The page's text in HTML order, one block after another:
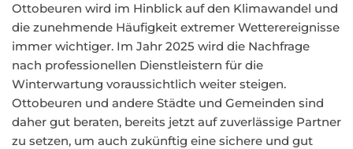
Ottobeuren wird im Hinblick auf den Klimawandel und
die zunehmende Häufigkeit extremer Wetterereignisse
immer wichtiger. Im Jahr 2025 wird die Nachfrage
nach professionellen Dienstleistern für die
Winterwartung voraussichtlich weiter steigen.
Ottobeuren und andere Städte und Gemeinden sind
daher gut beraten, bereits jetzt auf zuverlässige Partner
zu setzen, um auch zukünftig eine sichere und gut